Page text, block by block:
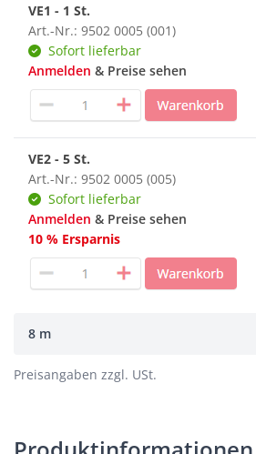
VE1 - 1 St.
Art.-Nr.: 9502 0005 (001)
Sofort lieferbar
Anmelden & Preise sehen
VE2 - 5 St.
Art.-Nr.: 9502 0005 (005)
Sofort lieferbar
Anmelden & Preise sehen
10 % Ersparnis
8 m
Preisangaben zzgl. USt.